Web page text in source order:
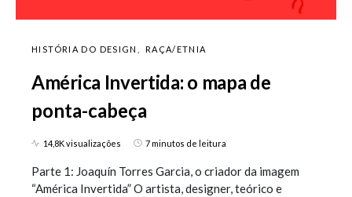
HISTÓRIA DO DESIGN RAÇA/ETNIA
América Invertida: o mapa de
ponta-cabeça
14,8K visualizações 7 minutos de leitura
Parte 1: Joaquín Torres Garcia, o criador da imagem
“América Invertida” O artista, designer, teórico e